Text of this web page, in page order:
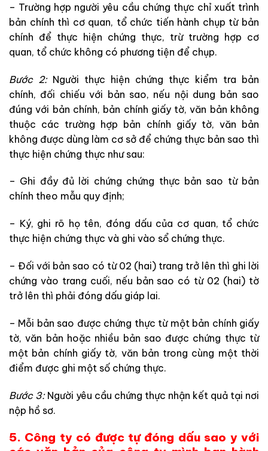
– Trường hợp người yêu cầu chứng thực chỉ xuất trình
bản chính thì cơ quan, tổ chức tiến hành chụp từ bản
chính để thực hiện chứng thực, trừ trường hợp cơ
quan, tổ chức không có phương tiện để chụp.
Bước 2:Người thực hiện chứng thực kiểm tra bản
chính, đối chiếu với bản sao, nếu nội dung bản sao
đúng với bản chính, bản chính giấy tờ, văn bản không
thuộc các trường hợp bản chính giấy tờ, văn bản
không được dùng làm cơ sở để chứng thực bản sao thì
thực hiện chứng thực như sau:
– Ghi đầy đủ lời chứng chứng thực bản sao từ bản
chính theo mẫu quy định;
– Ký, ghi rõ họ tên, đóng dấu của cơ quan, tổ chức
thực hiện chứng thực và ghi vào sổ chứng thực.
– Đối với bản sao có từ 02 (hai) trang trở lên thì ghi lời
chứng vào trang cuối, nếu bản sao có từ 02 (hai) tờ
trở lên thì phải đóng dấu giáp lai.
– Mỗi bản sao được chứng thực từ một bản chính giấy
tờ, văn bản hoặc nhiều bản sao được chứng thực từ
một bản chính giấy tờ, văn bản trong cùng một thời
điểm được ghi một số chứng thực.
Bước 3:Người yêu cầu chứng thực nhận kết quả tại nơi
nộp hồ sơ.
5. Công ty có được tự đóng dấu sao y với